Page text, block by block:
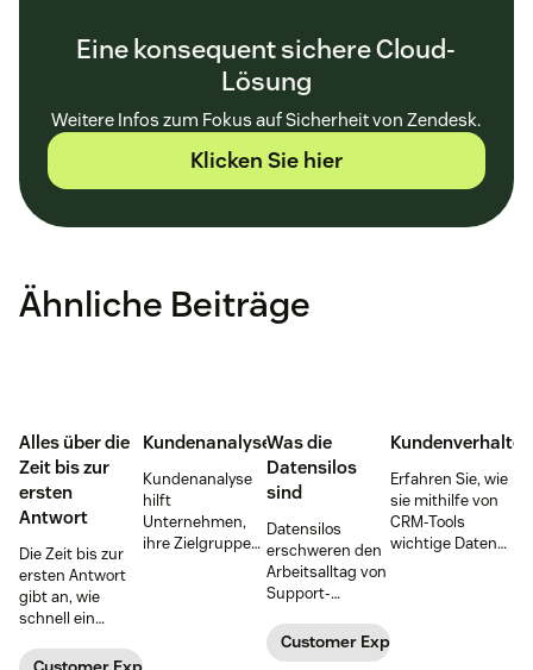
Eine konsequent sichere Cloud-
Lösung
Weitere Infos zum Fokus auf Sicherheit von Zendesk.
Klicken Sie hier
Ähnliche Beiträge
Alles über die
Zeit bis zur
ersten
Antwort
Die Zeit bis zur
ersten Antwort
gibt an, wie
schnell ein
die Anfragen von
Kundenanalyse
Kundenanalyse
hilft
Unternehmen,
ihre Zielgruppe
Geschäftsentscheidungen
Was die
Datensilos
sind
Datensilos
erschweren den
Arbeitsalltag von
Support-
und Kund:innen
gleichermaßen.
Customer Experience
Kundenverhalten
Erfahren Sie, wie
sie mithilfe von
CRM-Tools
wichtige Daten